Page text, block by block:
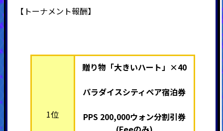
【トーナメント報酬】
1位
贈り物「大きいハート」×40
パラダイスシティペア宿泊券
PPS 200,000ウォン分割引券